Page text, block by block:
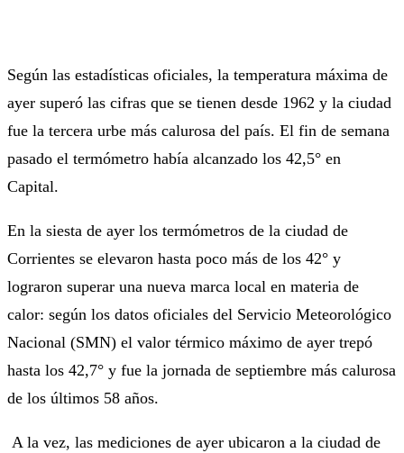
Según las estadísticas oficiales, la temperatura máxima de
ayer superó las cifras que se tienen desde 1962 y la ciudad
fue la tercera urbe más calurosa del país. El fin de semana
pasado el termómetro había alcanzado los 42,5° en
Capital.
En la siesta de ayer los termómetros de la ciudad de
Corrientes se elevaron hasta poco más de los 42° y
lograron superar una nueva marca local en materia de
calor: según los datos oficiales del Servicio Meteorológico
Nacional (SMN) el valor térmico máximo de ayer trepó
hasta los 42,7° y fue la jornada de septiembre más calurosa
de los últimos 58 años.
A la vez, las mediciones de ayer ubicaron a la ciudad de